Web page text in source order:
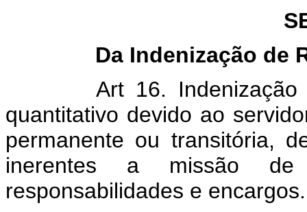
Da Indenização de
Art 16.
quantitativo devido ao
permanente ou transitória,
inerentes a missão
responsabilidades e encargos.